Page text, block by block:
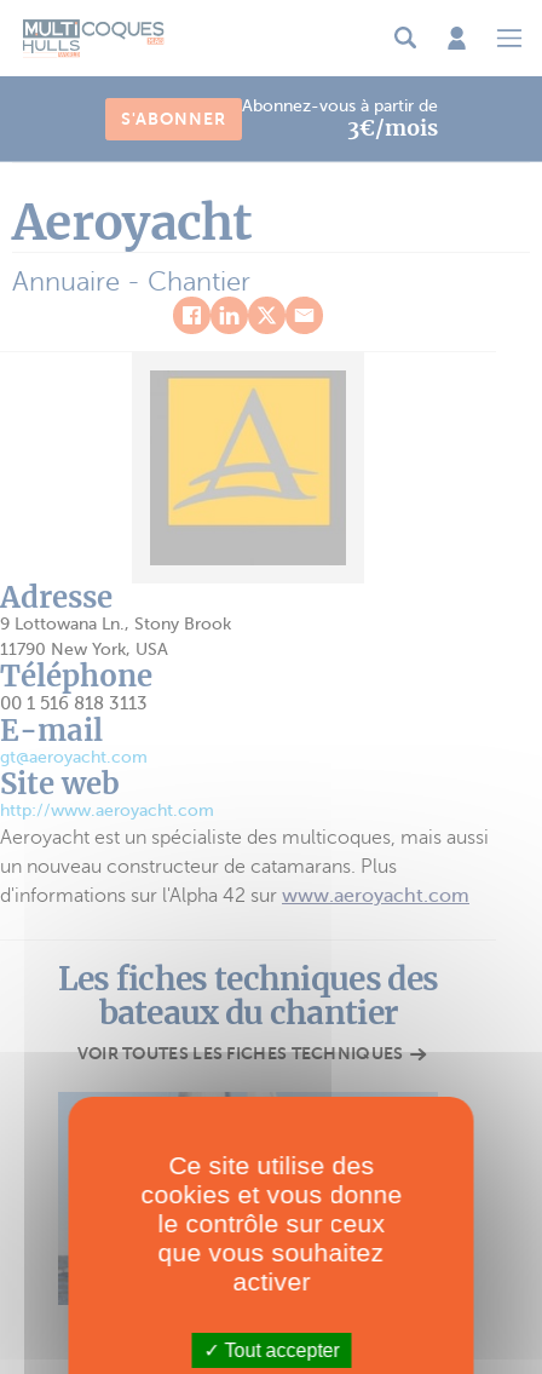
S'ABONNER
Abonnez-vous à partir de
3€/mois
Aeroyacht
Annuaire - Chantier
Adresse
9 Lottowana Ln., Stony Brook
11790 New York, USA
Téléphone
00 1 516 818 3113
E-mail
gt@aeroyacht.com
Site web
http://www.aeroyacht.com
Aeroyacht est un spécialiste des multicoques, mais aussi
un nouveau constructeur de catamarans. Plus
d'informations sur l'Alpha 42 sur www.aeroyacht.com
Les fiches techniques des
bateaux du chantier
VOIR TOUTES LES FICHES TECHNIQUES
Alpha 42
Ce site utilise des
cookies et vous donne
le contrôle sur ceux
que vous souhaitez
activer
Tout accepter